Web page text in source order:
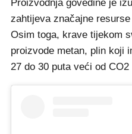
Proizvodnja govedine je
zahtijeva značajne
Osim toga, krave tijekom
proizvode metan, plin koji
27 do 30 puta veći od